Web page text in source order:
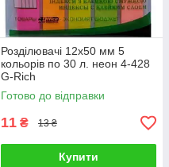
Розділювачі 12x50 мм 5
кольорів по 30 л. неон 4-428
G-Rich
Готово до відправки
11 ₴ 13 ₴
Купити